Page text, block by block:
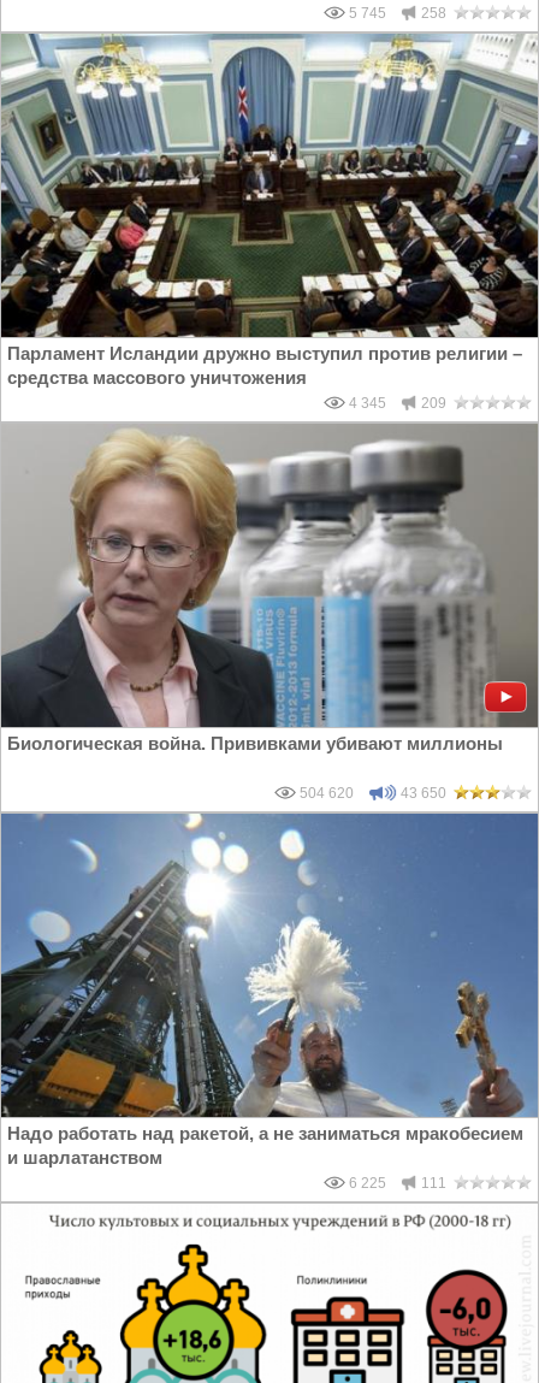
5 745 258
Парламент Исландии дружно выступил против религии –
средства массового уничтожения
4 345 209
Биологическая война. Прививками убивают миллионы
504 620 43 650
Надо работать над ракетой, а не заниматься мракобесием
и шарлатанством
6 225 111